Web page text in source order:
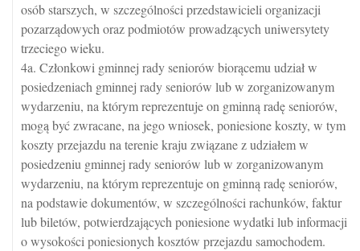
osób starszych, w szczególności przedstawicieli organizacji
pozarządowych oraz podmiotów prowadzących uniwersytety
trzeciego wieku.
4a. Członkowi gminnej rady seniorów biorącemu udział w
posiedzeniach gminnej rady seniorów lub w zorganizowanym
wydarzeniu, na którym reprezentuje on gminną radę seniorów,
mogą być zwracane, na jego wniosek, poniesione koszty, w tym
koszty przejazdu na terenie kraju związane z udziałem w
posiedzeniu gminnej rady seniorów lub w zorganizowanym
wydarzeniu, na którym reprezentuje on gminną radę seniorów,
na podstawie dokumentów, w szczególności rachunków, faktur
lub biletów, potwierdzających poniesione wydatki lub informacji
o wysokości poniesionych kosztów przejazdu samochodem.